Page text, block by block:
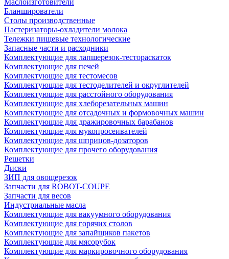
Маслоизготовители
Бланширователи
Столы производственные
Пастеризаторы-охладители молока
Тележки пищевые технологические
Запасные части и расходники
Комплектующие для лапшерезок-тестораскаток
Комплектующие для печей
Комплектующие для тестомесов
Комплектующие для тестоделителей и округлителей
Комплектующие для расстойного оборудования
Комплектующие для хлеборезательных машин
Комплектующие для отсадочных и формовочных машин
Комплектующие для дражировочных барабанов
Комплектующие для мукопросеивателей
Комплектующие для шприцов-дозаторов
Комплектующие для прочего оборудования
Решетки
Диски
ЗИП для овощерезок
Запчасти для ROBOT-COUPE
Запчасти для весов
Индустриальные масла
Комплектующие для вакуумного оборудования
Комплектующие для горячих столов
Комплектующие для запайщиков пакетов
Комплектующие для мясорубок
Комплектующие для маркировочного оборудования